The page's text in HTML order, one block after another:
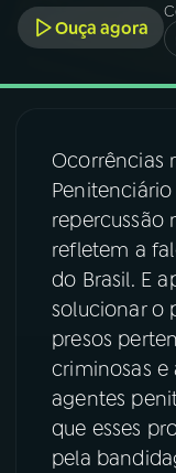
A RÁDIO
03
04
PODCASTS
06
08FESTIVAL
Ouça agora
Ocorrências
repercussão
refletem a
do Brasil. E
solucionar o
presos
criminosas
agentes
que esses
pela